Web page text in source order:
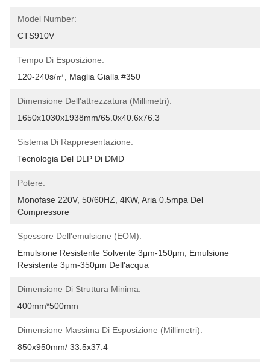
Model Number:
CTS910V
Tempo Di Esposizione:
120-240s/㎡, Maglia Gialla #350
Dimensione Dell'attrezzatura (millimetri):
1650x1030x1938mm/65.0x40.6x76.3
Sistema Di Rappresentazione:
Tecnologia Del DLP Di DMD
Potere:
Monofase 220V, 50/60HZ, 4KW, Aria 0.5mpa Del
Compressore
Spessore Dell'emulsione (EOM):
Emulsione Resistente Solvente 3μm-150μm, Emulsione
Resistente 3μm-350μm Dell'acqua
Dimensione Di Struttura Minima:
400mm*500mm
Dimensione Massima Di Esposizione (millimetri):
850x950mm/ 33.5x37.4